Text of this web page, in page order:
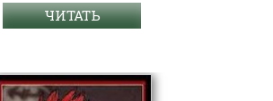
ЧИТАТЬ